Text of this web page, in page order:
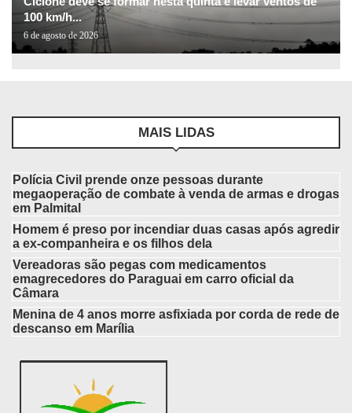
100 km/h...
6 de agosto de 2026
MAIS LIDAS
Polícia Civil prende onze pessoas durante
megaoperação de combate à venda de armas e drogas
em Palmital
Homem é preso por incendiar duas casas após agredir
a ex-companheira e os filhos dela
Vereadoras são pegas com medicamentos
emagrecedores do Paraguai em carro oficial da
Câmara
Menina de 4 anos morre asfixiada por corda de rede de
descanso em Marília